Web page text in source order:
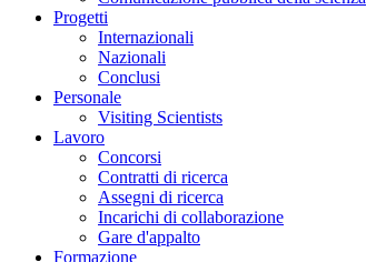
Progetti
Internazionali
Nazionali
Conclusi
Personale
Visiting Scientists
Lavoro
Concorsi
Contratti di ricerca
Assegni di ricerca
Incarichi di collaborazione
Gare d'appalto
Formazione